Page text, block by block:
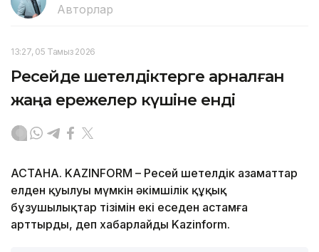
Авторлар
13:27, 05 Тамыз 2026
Ресейде шетелдіктерге арналған
жаңа ережелер күшіне енді
АСТАНА. KAZINFORM – Ресей шетелдік азаматтар
елден қуылуы мүмкін әкімшілік құқық
бұзушылықтар тізімін екі еседен астамға
арттырды, деп хабарлайды Kazinform.